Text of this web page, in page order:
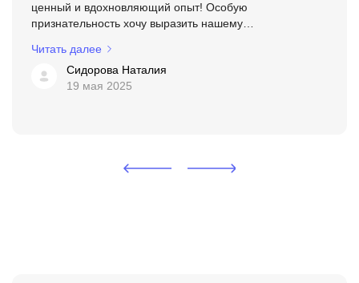
ценный и вдохновляющий опыт! Особую
признательность хочу выразить нашему
именно она стала моим про...
Читать далее
Сидорова Наталия
19 мая 2025